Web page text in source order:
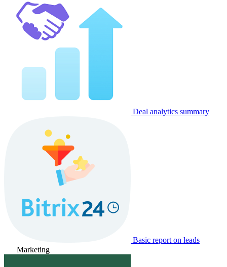
Deal analytics summary
Basic report on leads
Marketing